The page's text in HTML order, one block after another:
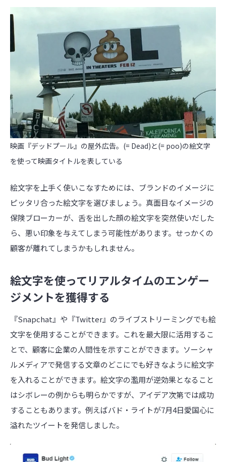
映画『デッドプール』の屋外広告。(= Dead)と(= poo)の絵文字
を使って映画タイトルを表している
絵文字を上手く使いこなすためには、ブランドのイメージに
ピッタリ合った絵文字を選びましょう。真面目なイメージの
保険ブローカーが、舌を出した顔の絵文字を突然使いだした
ら、悪い印象を与えてしまう可能性があります。せっかくの
顧客が離れてしまうかもしれません。
絵文字を使ってリアルタイムのエンゲー
ジメントを獲得する
『Snapchat』や『Twitter』のライブストリーミングでも絵
文字を使用することができます。これを最大限に活用するこ
とで、顧客に企業の人間性を示すことができます。ソーシャ
ルメディアで発信する文章のどこにでも好きなように絵文字
を入れることができます。絵文字の濫用が逆効果となること
はシボレーの例からも明らかですが、アイデア次第では成功
することもあります。例えばバド・ライトが7月4日愛国心に
溢れたツイートを発信しました。